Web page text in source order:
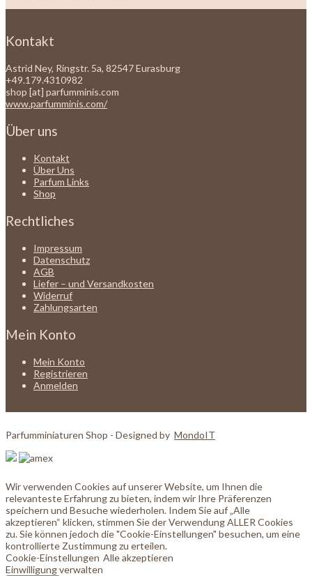
Kontakt
Astrid Ney, Ringstr. 5a, 82547 Eurasburg
+49.179.4310982
shop [at] parfumminis.com
www.parfumminis.com/
Über uns
Kontakt
Über Uns
Parfum Links
Shop
Rechtliches
Impressum
Datenschutz
AGB
Liefer – und Versandkosten
Widerruf
Zahlungsarten
Mein Konto
Mein Konto
Registrieren
Anmelden
Parfumminiaturen Shop - Designed by MondoIT
Wir verwenden Cookies auf unserer Website, um Ihnen die
relevanteste Erfahrung zu bieten, indem wir Ihre Präferenzen
speichern und Besuche wiederholen. Indem Sie auf „Alle
akzeptieren“ klicken, stimmen Sie der Verwendung ALLER Cookies
zu. Sie können jedoch die "Cookie-Einstellungen" besuchen, um eine
kontrollierte Zustimmung zu erteilen.
Cookie-Einstellungen Alle akzeptieren
Einwilligung verwalten